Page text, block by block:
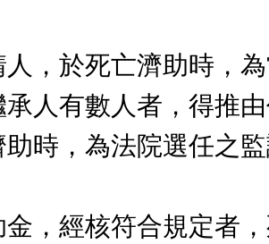
，於死亡濟助時，
承人有數人者，得推
時，為法院選任之
，經核符合規定者